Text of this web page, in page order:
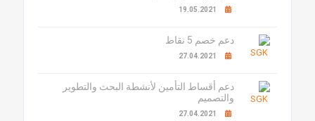
دعم خصم 5 نقاط
دعم أقساط التأمين لأنشطة البحث والتطوير
والتصميم